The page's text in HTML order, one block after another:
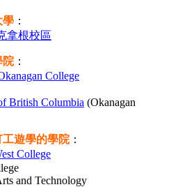
學 ：
拿根校區
院：
College
British Columbia (Okanagan
遊學的學院：
College
and Technology